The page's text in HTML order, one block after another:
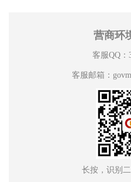
营商环
客服QQ：
客服邮箱：
长按，识别